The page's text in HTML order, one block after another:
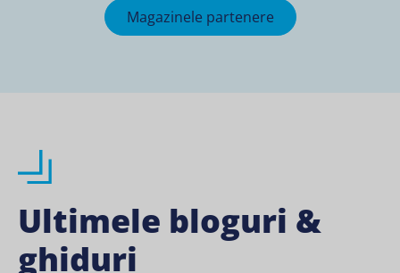
Magazinele partenere
Ultimele bloguri &
ghiduri